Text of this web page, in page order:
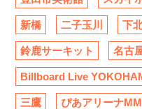
新橋 二子玉川 下
鈴鹿サーキット 名古
Billboard Live
三鷹 ぴあアリーナMM